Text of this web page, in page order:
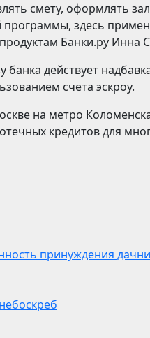
смету, оформлять
программы, здесь
Банки.ру Инна
банка действует
счета эскроу.
на метро
кредитов для
принуждения